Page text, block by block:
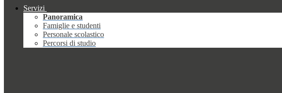
Servizi
Panoramica
Famiglie e studenti
Personale scolastico
Percorsi di studio